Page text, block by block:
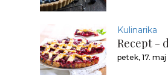
Kulinarika
Recept -
petek, 17.